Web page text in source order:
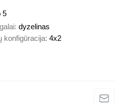
5
dyzelinas
konfigūracija 4x2